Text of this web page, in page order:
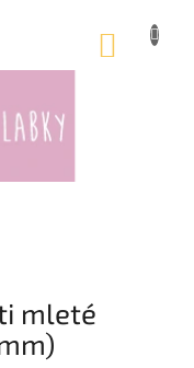
mleté